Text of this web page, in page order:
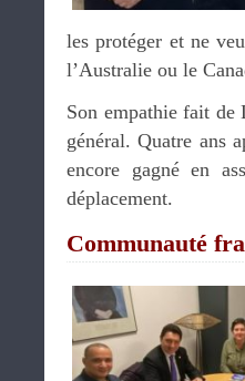
les protéger et ne
l’Australie ou le
Son empathie fait de
général. Quatre ans
encore gagné en
déplacement.
Communauté